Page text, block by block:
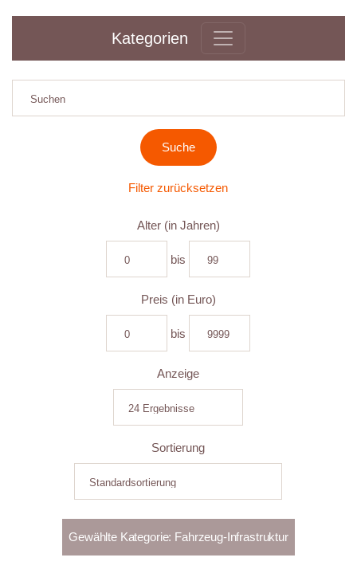
Kategorien
Filter zurücksetzen
Alter (in Jahren)
bis
Preis (in Euro)
bis
Anzeige
Sortierung